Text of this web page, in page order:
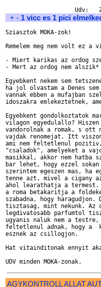
+ - 1 vicc es 1 pici
Sziasztok MOKA-zok!
Remelem meg nem volt ez
- Miert karikas az ordog
- Mert az ordog nem alszik*
Egyebkent nekem sem
ha jol olvastam a Denes
vannak ebben a mufajban
idoszakra emlekeztetnek,
Egyebkent gondolkoztatok
vilagon egyedulallo?
vandorolnak a romak, s ott
vajdak renomejat. Itt
ami nem feltetlenul pozitiv,
"csaladok", amelyeket a
masikkal, akkor nem hatba
bar lehet, hogy ezzel
szerintem egeszen mas, ha
tenne azt, mivel a cigany
ahol learathatja a termest.
a roma betakaritja a
szabadna, hogy haragudjon.
tisztasag, mint nekunk. Az
legdivatosabb parfumtol
ugyanis naluk nem a
feltetlenul adnak, hogy a
esznek az csillogjon.
Hat vitainditonak ennyit
AGYKONTROLLALLAT